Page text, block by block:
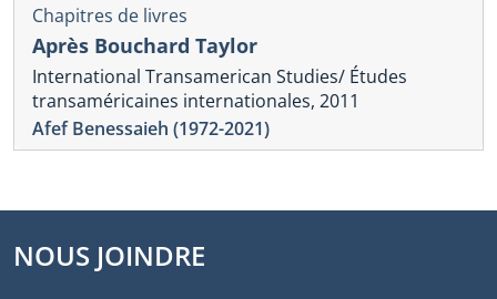
Chapitres de livres
Après Bouchard Taylor
International Transamerican Studies/ Études
transaméricaines internationales, 2011
Afef Benessaieh (1972-2021)
NOUS JOINDRE